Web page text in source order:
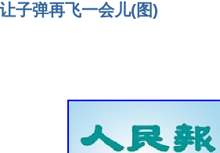
子弹再飞一会儿(图)